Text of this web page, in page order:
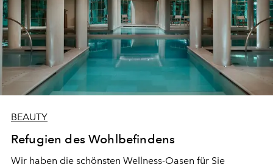
BEAUTY
Refugien des Wohlbefindens
Wir haben die schönsten Wellness-Oasen für Sie